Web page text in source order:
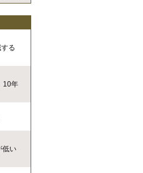
る
10年
低い